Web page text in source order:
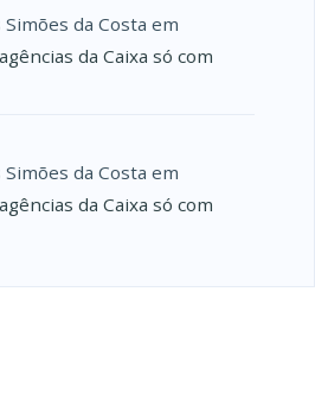
da Costa em
da Caixa só com
da Costa em
da Caixa só com